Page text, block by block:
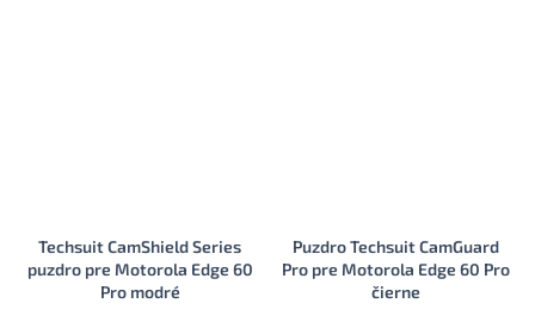
Techsuit CamShield Series
puzdro pre Motorola Edge 60
Pro modré
Puzdro Techsuit CamGuard
Pro pre Motorola Edge 60 Pro
čierne